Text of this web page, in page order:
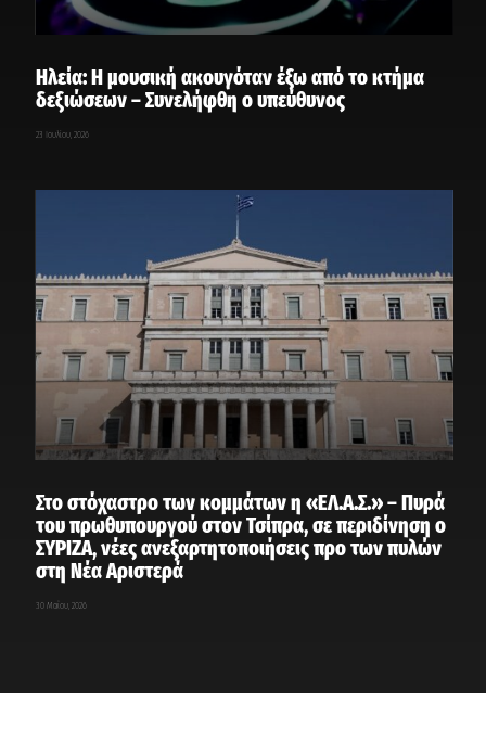
Ηλεία: Η μουσική ακουγόταν έξω από το κτήμα
δεξιώσεων – Συνελήφθη ο υπεύθυνος
23 Ιουλίου, 2026
Στο στόχαστρο των κομμάτων η «ΕΛ.Α.Σ.» – Πυρά
του πρωθυπουργού στον Τσίπρα, σε περιδίνηση ο
ΣΥΡΙΖΑ, νέες ανεξαρτητοποιήσεις προ των πυλών
στη Νέα Αριστερά
30 Μαΐου, 2026